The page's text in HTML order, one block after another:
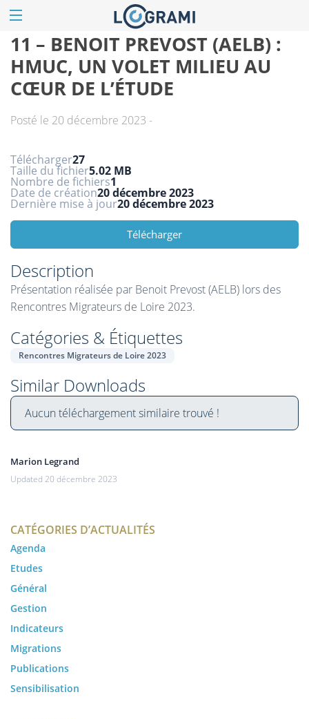
11 – BENOIT PREVOST (AELB) :
HMUC, UN VOLET MILIEU AU
CŒUR DE L’ÉTUDE
Posté le 20 décembre 2023 -
Télécharger27
Taille du fichier5.02 MB
Nombre de fichiers1
Date de création20 décembre 2023
Dernière mise à jour20 décembre 2023
Télécharger
Description
Présentation réalisée par Benoit Prevost (AELB) lors des
Rencontres Migrateurs de Loire 2023.
Catégories & Étiquettes
Rencontres Migrateurs de Loire 2023
Similar Downloads
Aucun téléchargement similaire trouvé !
Marion Legrand
Updated 20 décembre 2023
CATÉGORIES D’ACTUALITÉS
Agenda
Etudes
Général
Gestion
Indicateurs
Migrations
Publications
Sensibilisation